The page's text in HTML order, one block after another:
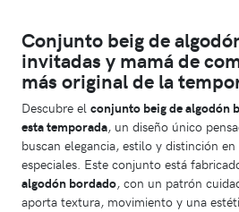
Conjunto beig de
invitadas y mamá de
más original de la
Descubre el conjunto beig de algodón
esta temporada, un diseño único
buscan elegancia, estilo y distinción
especiales. Este conjunto está
algodón bordado, con un patrón
aporta textura, movimiento y una